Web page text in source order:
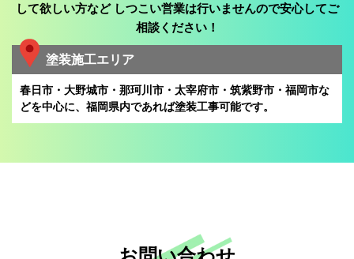
して欲しい方などしつこい営業は行いませんので安心してご
相談ください！
塗装施工エリア
春日市・大野城市・那珂川市・太宰府市・筑紫野市・福岡市な
どを中心に、 福岡県内であれば塗装工事可能です。